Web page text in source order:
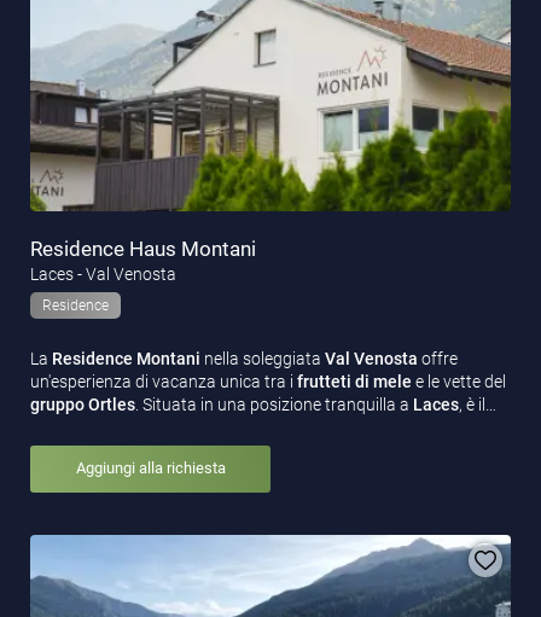
Residence Haus Montani
Laces - Val Venosta
Residence
La Residence Montani nella soleggiata Val Venosta offre
un'esperienza di vacanza unica tra i frutteti di mele e le vette del
gruppo Ortles . Situata in una posizione tranquilla a Laces, è il…
Aggiungi alla richiesta